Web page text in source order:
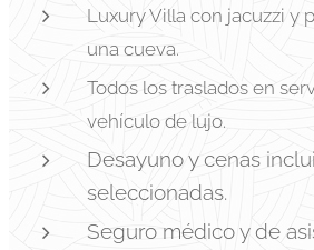
Luxury Villa con jacuzzi y
una cueva.
Todos los traslados en
vehículo de lujo.
Desayuno y cenas
seleccionadas.
Seguro médico y de